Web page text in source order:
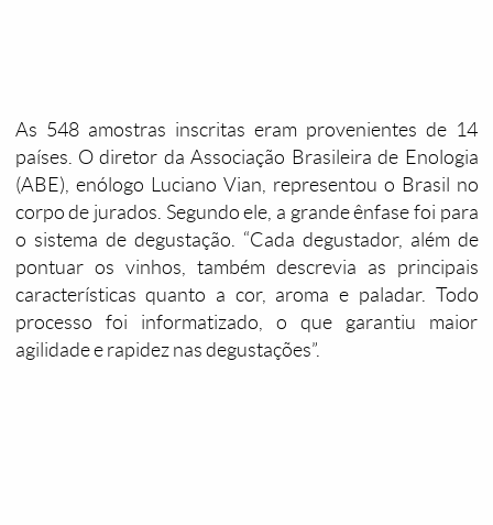
As 548 amostras inscritas eram provenientes de 14
países. O diretor da Associação Brasileira de Enologia
(ABE), enólogo Luciano Vian, representou o Brasil no
corpo de jurados. Segundo ele, a grande ênfase foi para
o sistema de degustação. “Cada degustador, além de
pontuar os vinhos, também descrevia as principais
características quanto a cor, aroma e paladar. Todo
processo foi informatizado, o que garantiu maior
agilidade e rapidez nas degustações”.